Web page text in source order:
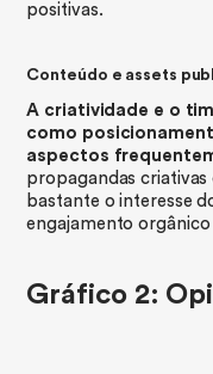
positivas.
Conteúdo e assets
A criatividade e o
como
aspectos
propagandas
bastante o interesse
engajamento orgânico
Gráfico 2: